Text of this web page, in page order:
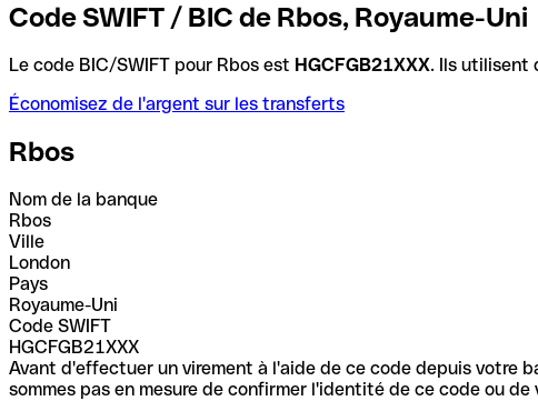
Code SWIFT / BIC de Rbos, Royaume-Uni
Le code BIC/SWIFT pour Rbos est HGCFGB21XXX. Ils utilisent
Économisez de l'argent sur les transferts
Rbos
Nom de la banque
Rbos
Ville
London
Pays
Royaume-Uni
Code SWIFT
HGCFGB21XXX
Avant d'effectuer un virement à l'aide de ce code depuis votre
sommes pas en mesure de confirmer l'identité de ce code ou